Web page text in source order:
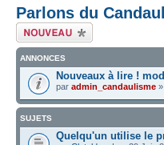
Parlons du
Écrire un nouveau
sujet
ANNONCES
Nouveaux à lire !
par admin_candaulisme
SUJETS
Quelqu'un utilise le